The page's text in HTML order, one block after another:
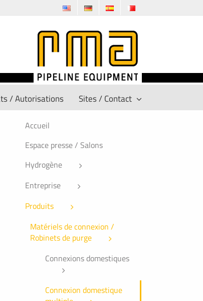
/ Autorisations Sites / Contact
Accueil
Espace presse / Salons
Hydrogène
Entreprise
Produits
Matériels de connexion /
Robinets de purge
Connexions domestiques
Connexion domestique